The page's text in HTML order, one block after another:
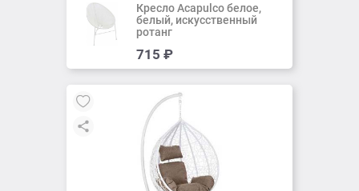
Добавить
Добавлено
Кресло Acapulco белое,
белый, искусственный
ротанг
715 ₽